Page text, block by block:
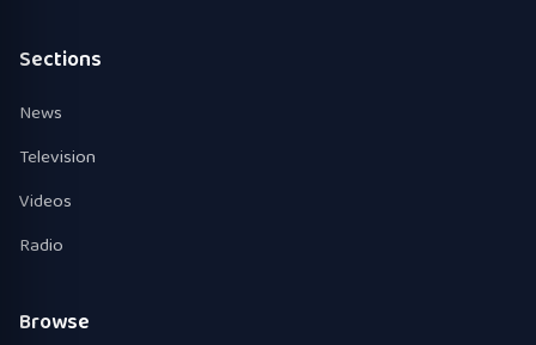
Sections
News
Television
Videos
Radio
Browse